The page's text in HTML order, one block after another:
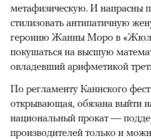
метафизическую. И напрасны
стилизовать антипатичную
героиню Жанны Моро в
покушаться на высшую
овладевший арифметикой
По регламенту Каннского
открывающая, обязана выйти
национальный прокат —
производителей только и